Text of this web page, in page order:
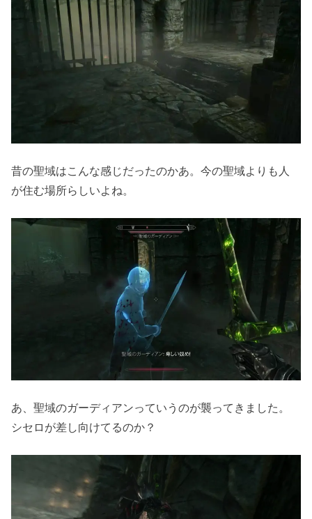
昔の聖域はこんな感じだったのかあ。今の聖域よりも人
が住む場所らしいよね。
あ、聖域のガーディアンっていうのが襲ってきました。
シセロが差し向けてるのか？